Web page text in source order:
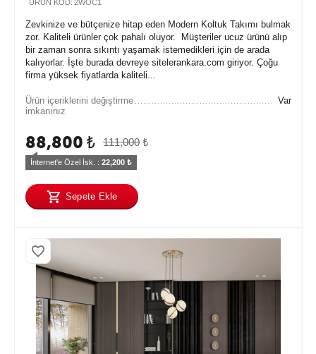
ÜRÜN KOD: 2WOC1
Zevkinize ve bütçenize hitap eden Modern Koltuk Takımı bulmak
zor. Kaliteli ürünler çok pahalı oluyor. Müşteriler ucuz ürünü alıp
bir zaman sonra sıkıntı yaşamak istemedikleri için de arada
kalıyorlar. İşte burada devreye sitelerankara.com giriyor. Çoğu
firma yüksek fiyatlarda kaliteli...
Ürün içeriklerini değiştirme
imkanınız
Var
111,000 ₺
88,800 ₺
İnternet'e Özel İsk. : 22,200 ₺
Sepete Ekle